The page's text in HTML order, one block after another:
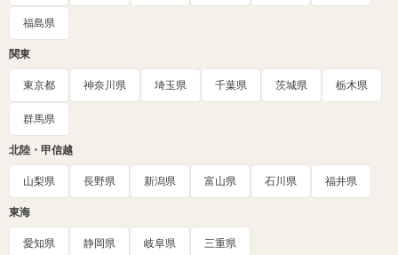
福島県
関東
東京都 神奈川県 埼玉県 千葉県 茨城県 栃木県
群馬県
北陸・甲信越
山梨県 長野県 新潟県 富山県 石川県 福井県
東海
愛知県 静岡県 岐阜県 三重県